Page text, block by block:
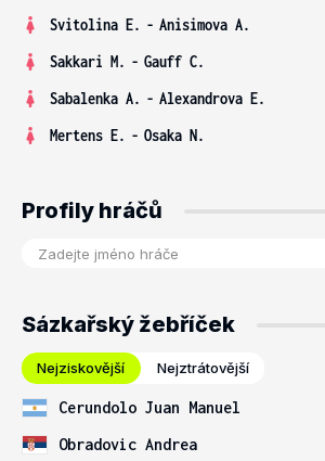
Svitolina E. - Anisimova A.
Sakkari M. - Gauff C.
Sabalenka A. - Alexandrova E.
Mertens E. - Osaka N.
Profily hráčů
Sázkařský žebříček
Nejziskovější Nejztrátovější
Cerundolo Juan Manuel
Obradovic Andrea